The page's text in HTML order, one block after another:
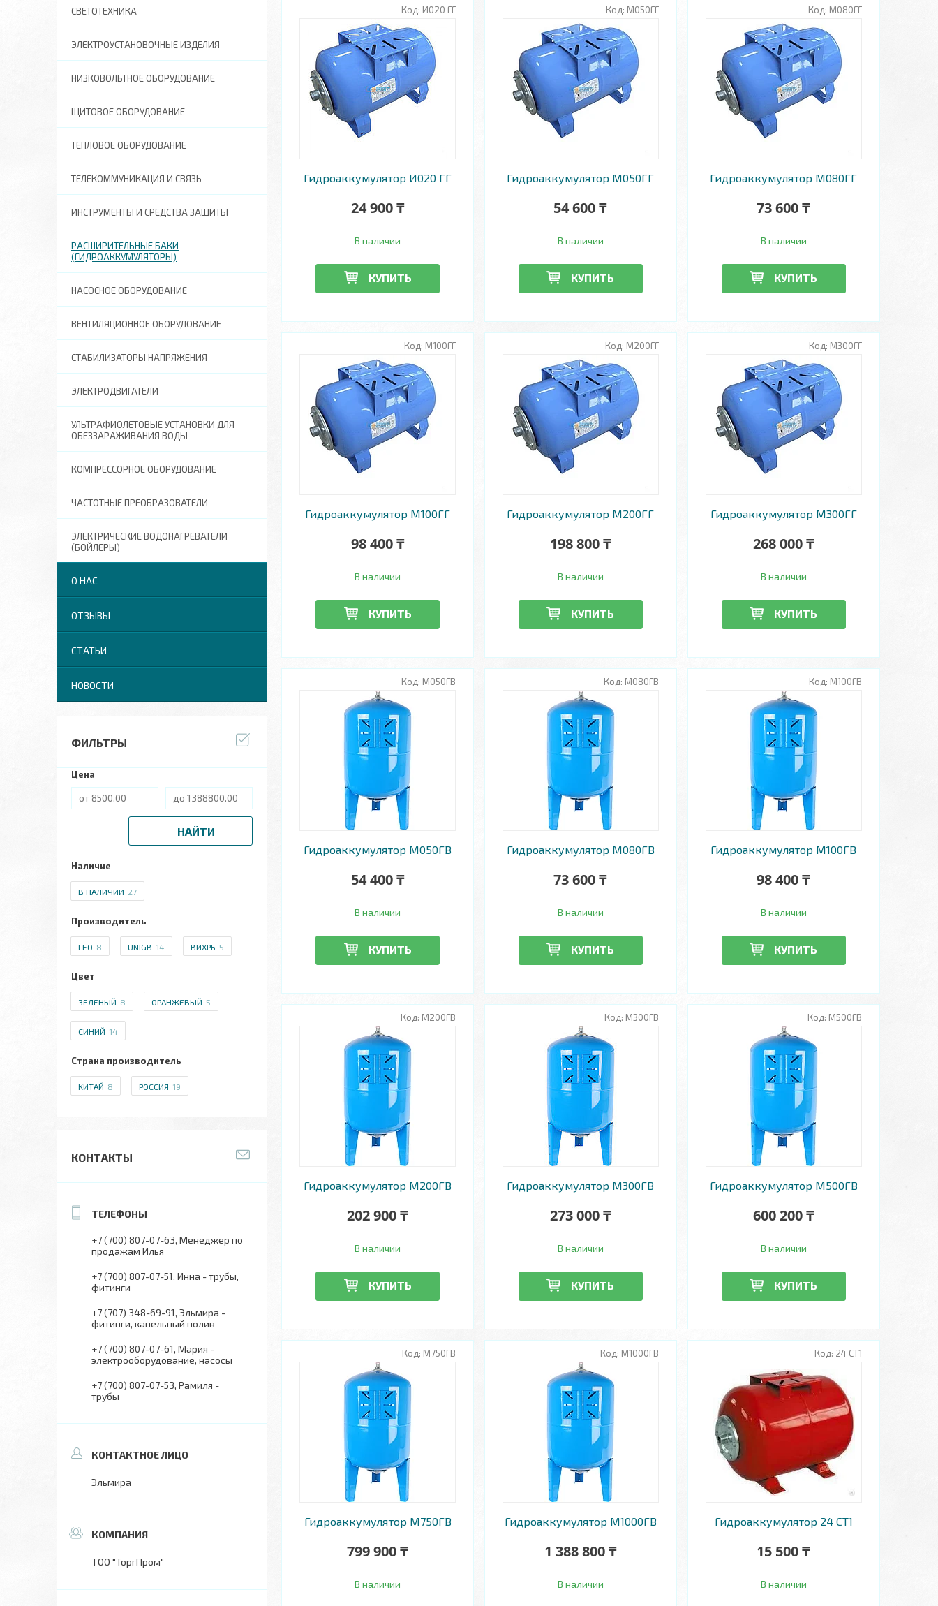
И020 ГГ
Гидроаккумулятор И020 ГГ
24 900 ₸
В наличии
КУПИТЬ
М050ГГ
Гидроаккумулятор М050ГГ
54 600 ₸
В наличии
КУПИТЬ
М080ГГ
Гидроаккумулятор М080ГГ
73 600 ₸
В наличии
КУПИТЬ
М100ГГ
Гидроаккумулятор М100ГГ
98 400 ₸
В наличии
КУПИТЬ
М200ГГ
Гидроаккумулятор М200ГГ
198 800 ₸
В наличии
КУПИТЬ
М300ГГ
Гидроаккумулятор М300ГГ
268 000 ₸
В наличии
КУПИТЬ
М050ГВ
Гидроаккумулятор М050ГВ
54 400 ₸
В наличии
КУПИТЬ
М080ГВ
Гидроаккумулятор М080ГВ
73 600 ₸
В наличии
КУПИТЬ
М100ГВ
Гидроаккумулятор М100ГВ
98 400 ₸
В наличии
КУПИТЬ
М200ГВ
Гидроаккумулятор М200ГВ
202 900 ₸
В наличии
КУПИТЬ
М300ГВ
Гидроаккумулятор М300ГВ
273 000 ₸
В наличии
КУПИТЬ
М500ГВ
Гидроаккумулятор М500ГВ
600 200 ₸
В наличии
КУПИТЬ
М750ГВ
Гидроаккумулятор М750ГВ
799 900 ₸
В наличии
М1000ГВ
Гидроаккумулятор М1000ГВ
1 388 800 ₸
В наличии
24 CT1
Гидроаккумулятор 24 CT1
15 500 ₸
В наличии
СВЕТОТЕХНИКА
ЭЛЕКТРОУСТАНОВОЧНЫЕ ИЗДЕЛИЯ
НИЗКОВОЛЬТНОЕ ОБОРУДОВАНИЕ
ЩИТОВОЕ ОБОРУДОВАНИЕ
ТЕПЛОВОЕ ОБОРУДОВАНИЕ
ТЕЛЕКОММУНИКАЦИЯ И СВЯЗЬ
ИНСТРУМЕНТЫ И СРЕДСТВА ЗАЩИТЫ
РАСШИРИТЕЛЬНЫЕ БАКИ
(ГИДРОАККУМУЛЯТОРЫ)
НАСОСНОЕ ОБОРУДОВАНИЕ
ВЕНТИЛЯЦИОННОЕ ОБОРУДОВАНИЕ
СТАБИЛИЗАТОРЫ НАПРЯЖЕНИЯ
ЭЛЕКТРОДВИГАТЕЛИ
УЛЬТРАФИОЛЕТОВЫЕ УСТАНОВКИ ДЛЯ
ОБЕЗЗАРАЖИВАНИЯ ВОДЫ
КОМПРЕССОРНОЕ ОБОРУДОВАНИЕ
ЧАСТОТНЫЕ ПРЕОБРАЗОВАТЕЛИ
ЭЛЕКТРИЧЕСКИЕ ВОДОНАГРЕВАТЕЛИ
(БОЙЛЕРЫ)
О НАС
ОТЗЫВЫ
СТАТЬИ
НОВОСТИ
ФИЛЬТРЫ
Цена
НАЙТИ
Наличие
В НАЛИЧИИ 27
Производитель
LEO 8 UNIGB 14 ВИХРЬ 5
Цвет
ЗЕЛЁНЫЙ 8 ОРАНЖЕВЫЙ 5
СИНИЙ 14
Страна производитель
КИТАЙ 8 РОССИЯ 19
КОНТАКТЫ
+7 (700) 807-07-63 Менеджер по
продажам Илья
+7 (700) 807-07-51 Инна - трубы,
фитинги
+7 (707) 348-69-91 Эльмира -
фитинги, капельный полив
+7 (700) 807-07-61 Мария -
электрооборудование, насосы
+7 (700) 807-07-53 Рамиля -
трубы
Эльмира
ТОО "ТоргПром"